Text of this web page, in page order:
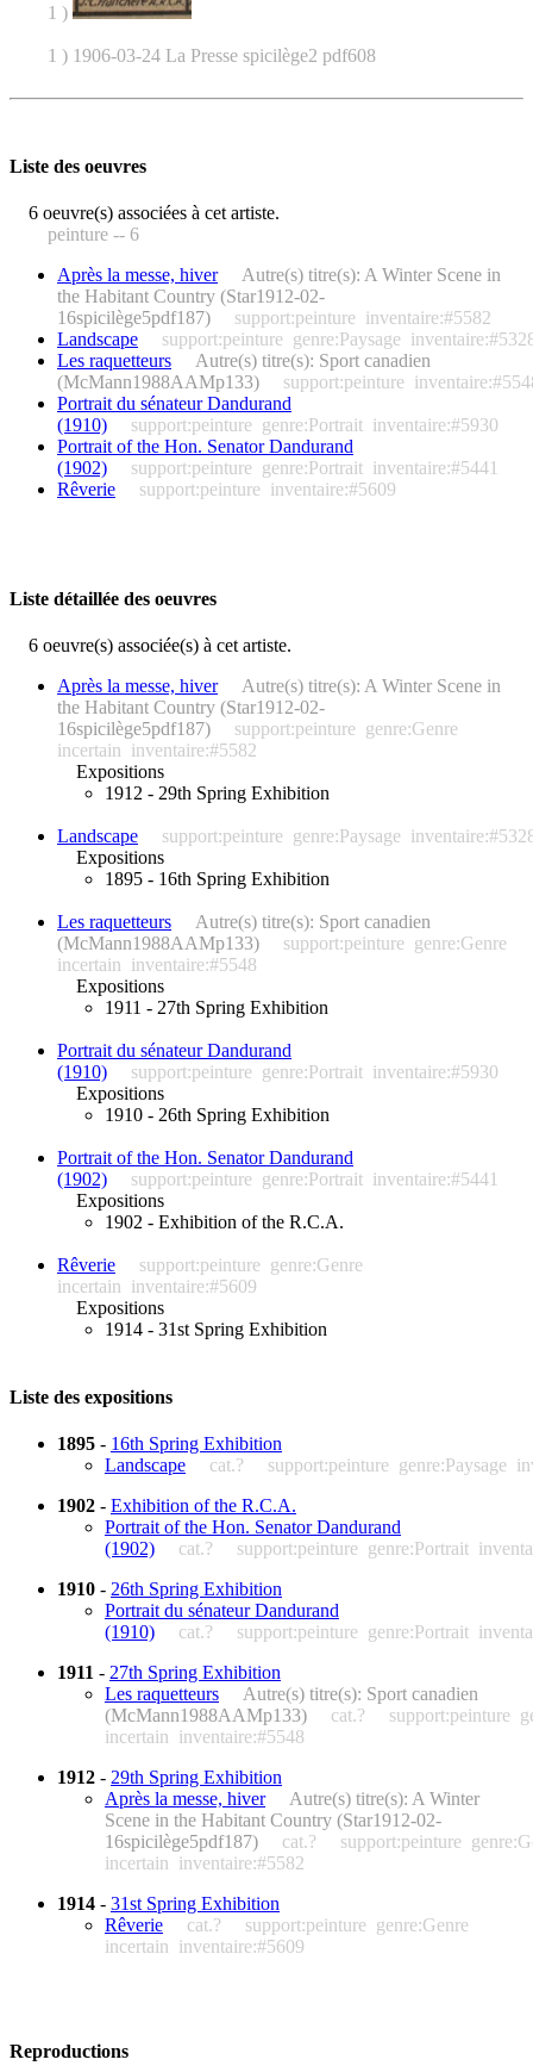
1 )
1 ) 1906-03-24 La Presse spicilège2 pdf608
Liste des oeuvres
6 oeuvre(s) associées à cet artiste.
peinture -- 6
Après la messe, hiver
Autre(s) titre(s): A Winter Scene in
the Habitant Country (Star1912-02-
16spicilège5pdf187)
support:peinture inventaire:#5582
Landscape
support:peinture genre:Paysage
Les raquetteurs
Autre(s) titre(s): Sport canadien
(McMann1988AAMp133)
support:peinture
Portrait du sénateur Dandurand
(1910)
support:peinture genre:Portrait inventaire:#5930
Portrait of the Hon. Senator Dandurand
(1902)
support:peinture genre:Portrait inventaire:#5441
Rêverie
support:peinture inventaire:#5609
Liste détaillée des oeuvres
6 oeuvre(s) associée(s) à cet artiste.
Après la messe, hiver
Autre(s) titre(s): A Winter Scene in
the Habitant Country (Star1912-02-
16spicilège5pdf187)
support:peinture genre:Genre
incertain inventaire:#5582
Expositions
1912 - 29th Spring Exhibition
Landscape support:peinture genre:Paysage
Expositions
1895 - 16th Spring Exhibition
Les raquetteurs
Autre(s) titre(s): Sport canadien
(McMann1988AAMp133)
support:peinture genre:Genre
incertain inventaire:#5548
Expositions
1911 - 27th Spring Exhibition
Portrait du sénateur Dandurand
(1910)
support:peinture genre:Portrait inventaire:#5930
Expositions
1910 - 26th Spring Exhibition
Portrait of the Hon. Senator Dandurand
(1902)
support:peinture genre:Portrait inventaire:#5441
Expositions
1902 - Exhibition of the R.C.A.
Rêverie support:peinture genre:Genre
incertain inventaire:#5609
Expositions
1914 - 31st Spring Exhibition
Liste des expositions
1895 - 16th Spring Exhibition
Landscape
cat.? support:peinture genre:Paysage
1902 - Exhibition of the R.C.A.
Portrait of the Hon. Senator Dandurand
(1902)
cat.? support:peinture genre:Portrait
1910 - 26th Spring Exhibition
Portrait du sénateur Dandurand
(1910)
cat.? support:peinture genre:Portrait
1911 - 27th Spring Exhibition
Les raquetteurs
Autre(s) titre(s): Sport canadien
(McMann1988AAMp133)
cat.? support:peinture
incertain inventaire:#5548
1912 - 29th Spring Exhibition
Après la messe, hiver
Autre(s) titre(s): A Winter
Scene in the Habitant Country (Star1912-02-
16spicilège5pdf187)
cat.? support:peinture
incertain inventaire:#5582
1914 - 31st Spring Exhibition
Rêverie
cat.? support:peinture genre:Genre
incertain inventaire:#5609
Reproductions